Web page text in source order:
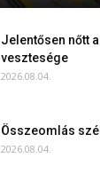
Jelentősen nőtt
vesztesége
2026.08.04.
Összeomlás
2026.08.04.